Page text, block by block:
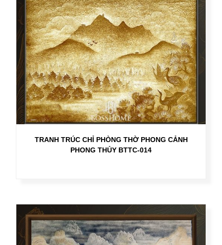
TRANH TRÚC CHỈ PHÒNG THỜ PHONG CẢNH
PHONG THỦY BTTC-014